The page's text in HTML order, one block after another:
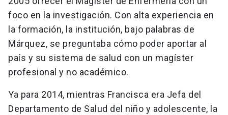
foco en la investigación. Con alta experiencia en
la formación, la institución, bajo palabras de
Márquez, se preguntaba cómo poder aportar al
país y su sistema de salud con un magíster
profesional y no académico.
Ya para 2014, mientras Francisca era Jefa del
Departamento de Salud del niño y adolescente, la